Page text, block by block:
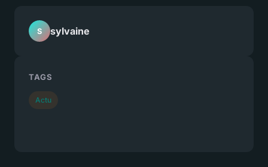
S sylvaine
TAGS
Actu